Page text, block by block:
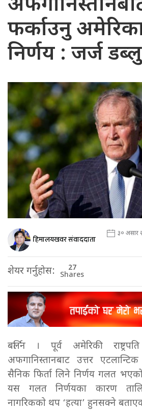
फर्काउनु
निर्णय : जर्ज
हिमालयखवर संवाददाता ३० असार
शेयर गर्नुहोस: 27
Shares
बर्लिन । पूर्व अमेरिकी
अफगानिस्तानबाट उत्तर
सैनिक फिर्ता लिने निर्णय गलत
यस गलत निर्णयका कारण
नागरिकको थप ‘हत्या’ हुनसक्ने